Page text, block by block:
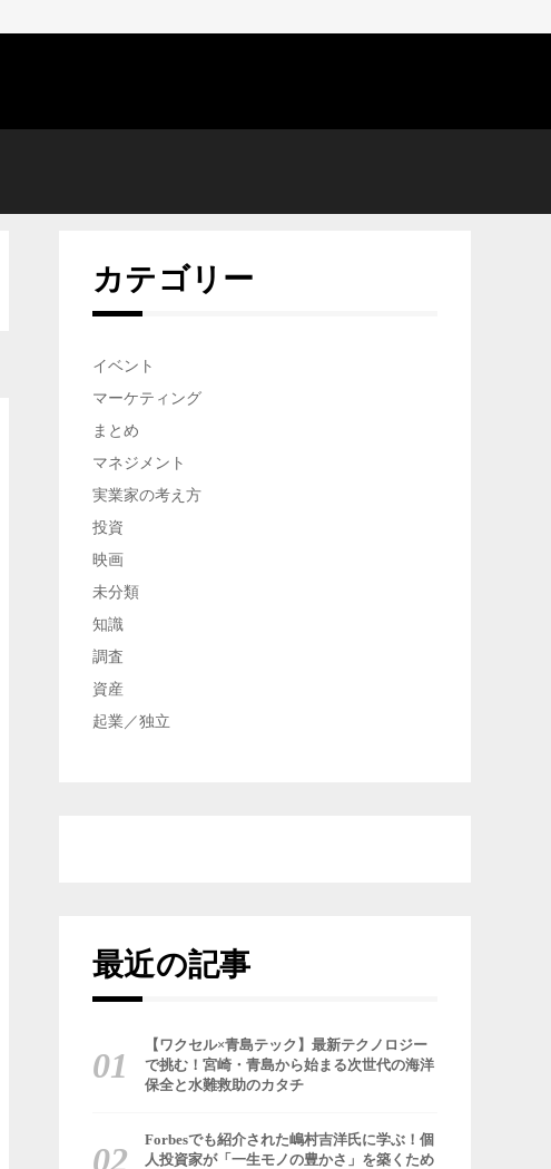
カテゴリー
イベント
マーケティング
まとめ
マネジメント
実業家の考え方
投資
映画
未分類
知識
調査
資産
起業／独立
最近の記事
【ワクセル×青島テック】最新テクノロジー
で挑む！宮崎・青島から始まる次世代の海洋
保全と水難救助のカタチ
Forbesでも紹介された嶋村吉洋氏に学ぶ！個
人投資家が「一生モノの豊かさ」を築くため